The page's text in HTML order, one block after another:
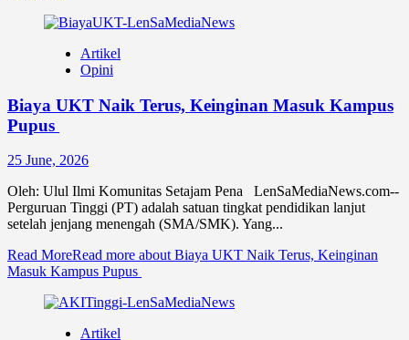
Artikel
Opini
Biaya UKT Naik Terus, Keinginan Masuk Kampus
Pupus
25 June, 2026
Oleh: Ulul Ilmi Komunitas Setajam Pena LenSaMediaNews.com--
Perguruan Tinggi (PT) adalah satuan tingkat pendidikan lanjut
setelah jenjang menengah (SMA/SMK). Yang...
Read MoreRead more about Biaya UKT Naik Terus, Keinginan
Masuk Kampus Pupus
Artikel